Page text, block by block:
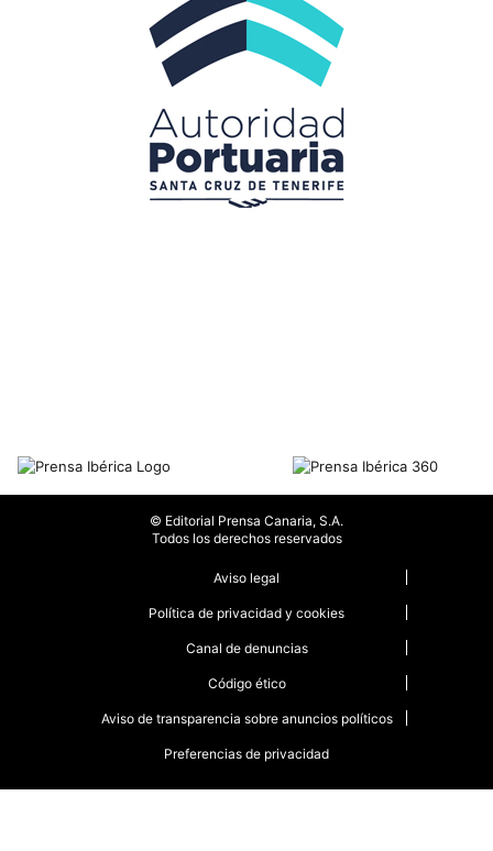
© Editorial Prensa Canaria, S.A.
Todos los derechos reservados
Aviso legal
Política de privacidad y cookies
Canal de denuncias
Código ético
Aviso de transparencia sobre anuncios políticos
Preferencias de privacidad